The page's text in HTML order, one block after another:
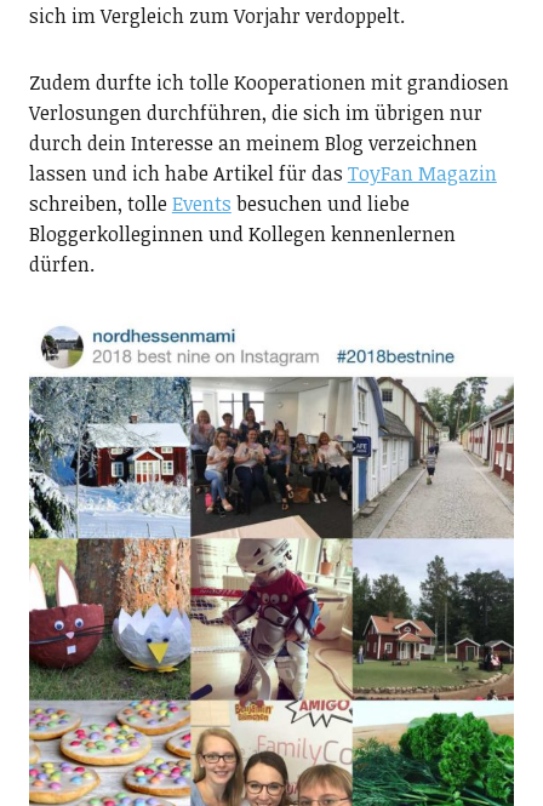
sich im Vergleich zum Vorjahr verdoppelt.
Zudem durfte ich tolle Kooperationen mit grandiosen
Verlosungen durchführen, die sich im übrigen nur
durch dein Interesse an meinem Blog verzeichnen
lassen und ich habe Artikel für das ToyFan Magazin
schreiben, tolleEvents besuchen und liebe
Bloggerkolleginnen und Kollegen kennenlernen
dürfen.